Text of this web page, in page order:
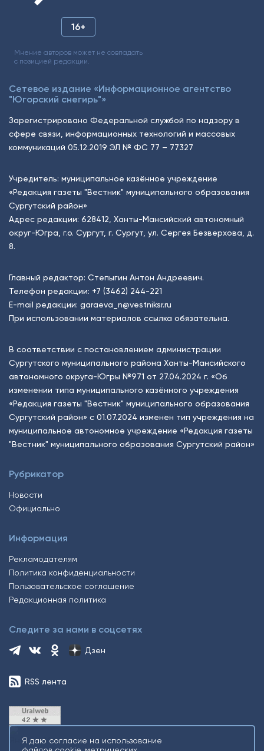
16+
Мнение авторов может не совпадать
с позицией редакции.
Сетевое издание «Информационное агентство
"Югорский снегирь"»
Зарегистрировано Федеральной службой по надзору в
сфере связи, информационных технологий и массовых
коммуникаций 05.12.2019 ЭЛ № ФС 77 – 77327
Учредитель: муниципальное казённое учреждение
«Редакция газеты "Вестник" муниципального образования
Сургутский район»
Адрес редакции: 628412, Ханты-Мансийский автономный
округ-Югра, г.о. Сургут, г. Сургут, ул. Сергея Безверхова, д.
8.
Главный редактор: Степыгин Антон Андреевич.
Телефон редакции: +7 (3462) 244-221
E-mail редакции: garaeva_n@vestniksr.ru
При использовании материалов ссылка обязательна.
В соответствии с постановлением администрации
Сургутского муниципального района Ханты-Мансийского
автономного округа-Югры №971 от 27.04.2024 г. «Об
изменении типа муниципального казённого учреждения
«Редакция газеты "Вестник" муниципального образования
Сургутский район» с 01.07.2024 изменен тип учреждения на
муниципальное автономное учреждение «Редакция газеты
"Вестник" муниципального образования Сургутский район»
Рубрикатор
Новости
Официально
Информация
Рекламодателям
Политика конфиденциальности
Пользовательское соглашение
Редакционная политика
Следите за нами в соцсетях
Дзен
RSS лента
Я даю согласие на использование